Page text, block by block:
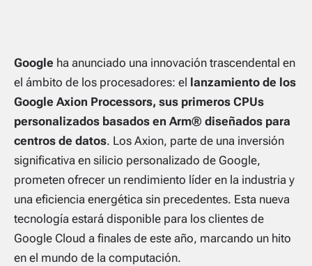
Google ha anunciado una innovación trascendental en
el ámbito de los procesadores: el lanzamiento de los
Google Axion Processors, sus primeros CPUs
personalizados basados en Arm® diseñados para
centros de datos. Los Axion, parte de una inversión
significativa en silicio personalizado de Google,
prometen ofrecer un rendimiento líder en la industria y
una eficiencia energética sin precedentes. Esta nueva
tecnología estará disponible para los clientes de
Google Cloud a finales de este año, marcando un hito
en el mundo de la computación.